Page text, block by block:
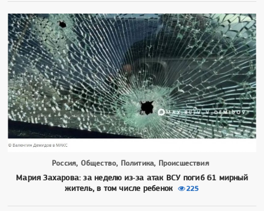
Россия, Общество, Политика, Происшествия
Мария Захарова: за неделю из‑за атак ВСУ погиб 61 мирный
житель, в том числе ребенок
225